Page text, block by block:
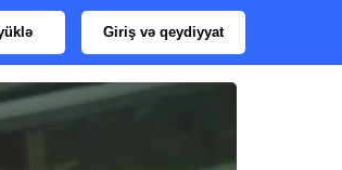
Giriş və qeydiyyat